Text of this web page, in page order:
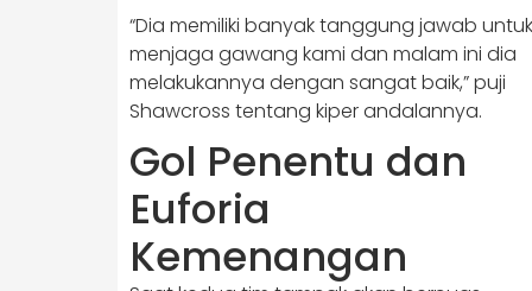
“Dia memiliki banyak tanggung jawab untuk
menjaga gawang kami dan malam ini dia
melakukannya dengan sangat baik,” puji
Shawcross tentang kiper andalannya.
Gol Penentu dan
Euforia
Kemenangan